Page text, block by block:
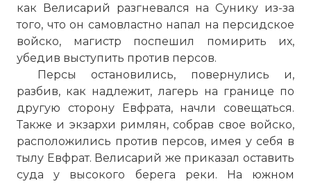
как Велисарий разгневался на Сунику из-за
того, что он самовластно напал на персидское
войско, магистр поспешил помирить их,
убедив выступить против персов.
Персы остановились, повернулись и,
разбив, как надлежит, лагерь на границе по
другую сторону Евфрата, начли совещаться.
Также и экзархи римлян, собрав свое войско,
расположились против персов, имея у себя в
тылу Евфрат. Велисарий же приказал оставить
суда у высокого берега реки. На южном